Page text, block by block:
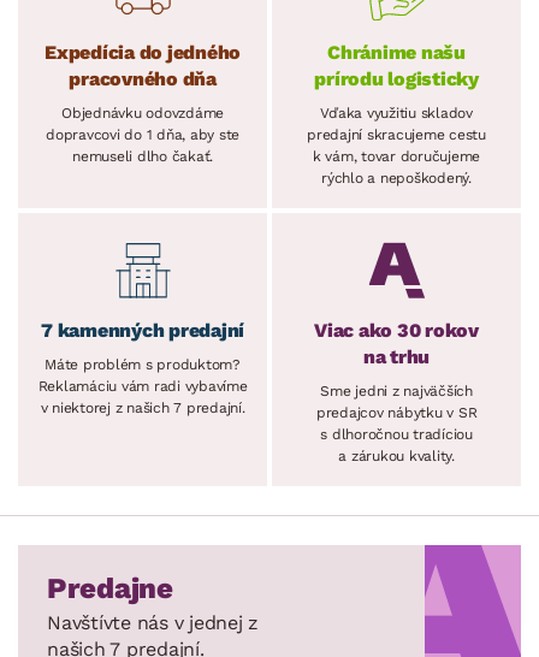
Expedícia do jedného
pracovného dňa
Objednávku odovzdáme
dopravcovi do 1 dňa, aby ste
nemuseli dlho čakať.
Chránime našu
prírodu logisticky
Vďaka využitiu skladov
predajní skracujeme cestu
k vám, tovar doručujeme
rýchlo a nepoškodený.
7 kamenných predajní
Máte problém s produktom?
Reklamáciu vám radi vybavíme
v niektorej z našich 7 predajní.
Viac ako 30 rokov
na trhu
Sme jedni z najväčších
predajcov nábytku v SR
s dlhoročnou tradíciou
a zárukou kvality.
Predajne
Navštívte nás v jednej z
našich 7 predajní.